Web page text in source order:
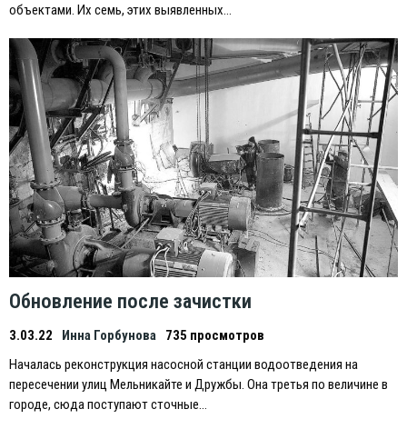
объектами. Их семь, этих выявленных…
Обновление после зачистки
3.03.22 Инна Горбунова
735 просмотров
Началась реконструкция насосной станции водоотведения на
пересечении улиц Мельникайте и Дружбы. Она третья по величине в
городе, сюда поступают сточные…